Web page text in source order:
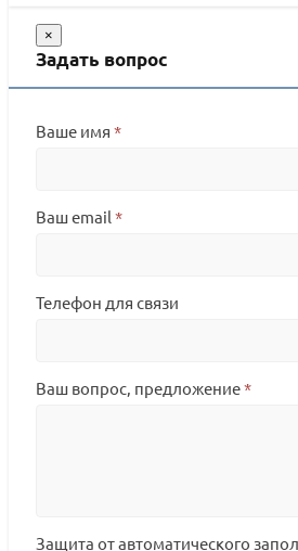
×
Задать вопрос
Ваше имя *
Ваш email *
Телефон для связи
Ваш вопрос, предложение*
Защита от автоматического